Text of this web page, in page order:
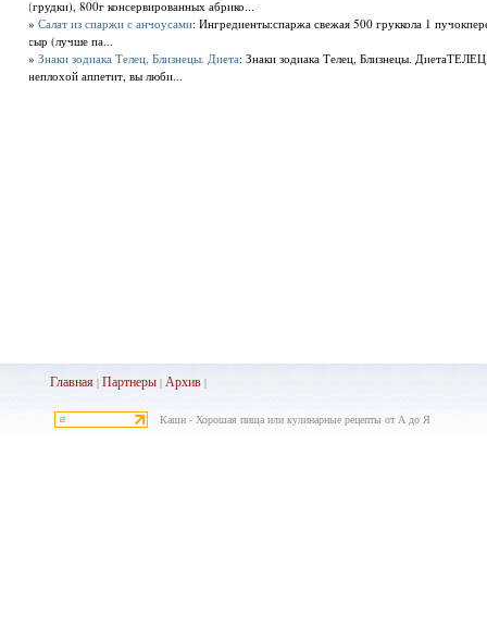
(грудки), 800г консервированных абрико...
»Салат из спаржи с анчоусами: Ингредиенты:спаржа свежая 500 груккола 1
сыр (лучше па...
»Знаки зодиака Телец, Близнецы. Диета: Знаки зодиака Телец, Близнецы.
неплохой аппетит, вы люби...
Главная |Партнеры |Архив |
Каши - Хорошая пища или кулинарные рецепты от А до Я